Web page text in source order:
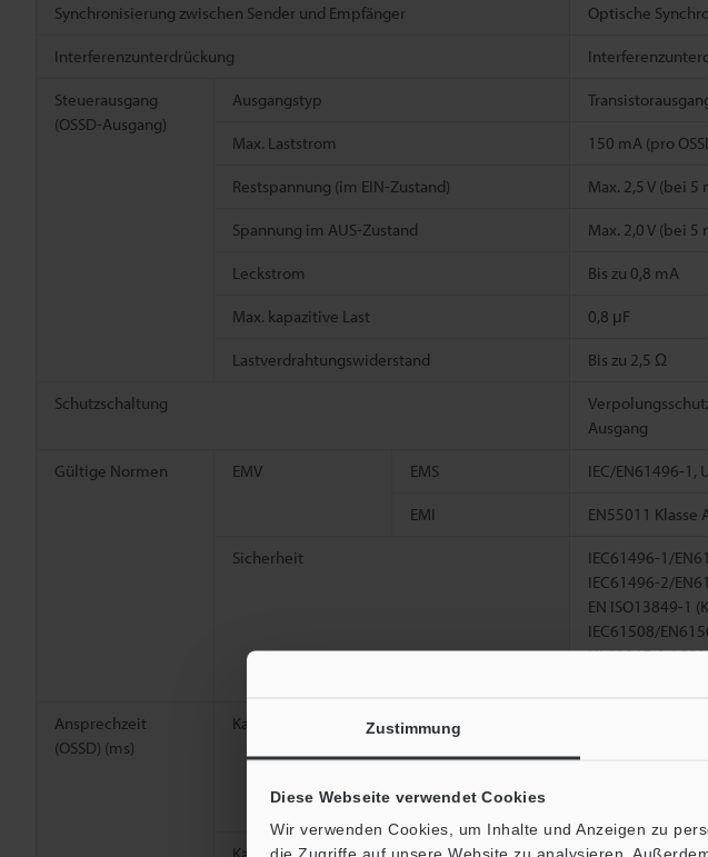
Zustimmung
Diese Webseite verwendet Cookies
Wir verwenden Cookies, um Inhalte und Anzeigen zu
die Zugriffe auf unsere Website zu analysieren.
Synchronisierung zwischen Sender und Empfänger Optische
Interferenzunterdrückung
Steuerausgang
(OSSD-Ausgang)
Ausgangstyp
Max. Laststrom 150 mA (pro
Restspannung (im EIN-Zustand) Max. 2,5 V (bei 5
Spannung im AUS-Zustand Max. 2,0 V (bei 5
Leckstrom Bis zu 0,8 mA
Max. kapazitive Last 0,8 μF
Lastverdrahtungswiderstand Bis zu 2,5 Ω
Schutzschaltung
Ausgang
Gültige Normen EMV EMS IEC/EN61496-1,
EMI EN55011 Klasse
Sicherheit
IEC61496-1/
IEC61496-2/
EN ISO13849-1
IEC61508/
UL60947-1 /
Ansprechzeit
(OSSD) (ms)
Kanal 0 Ein→Aus
Aus→Ein
Asynchron→Ein
Kanal A oder B Ein→Aus 41,1